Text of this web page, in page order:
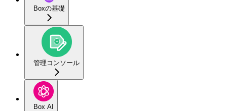
Boxの基礎
管理コンソール
Box AI